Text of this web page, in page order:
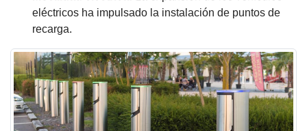
eléctricos ha impulsado la instalación de puntos de
recarga.